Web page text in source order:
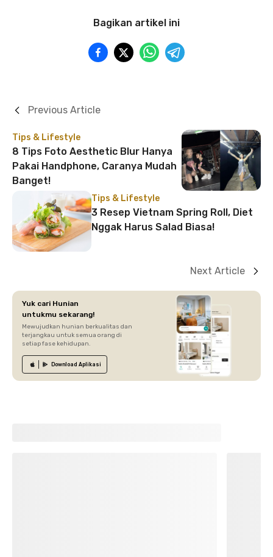
Bagikan artikel ini
Tips & Lifestyle
8 Tips Foto Aesthetic Blur Hanya
Pakai Handphone, Caranya Mudah
Banget!
Previous Article
Tips & Lifestyle
3 Resep Vietnam Spring Roll, Diet
Nggak Harus Salad Biasa!
Next Article
Yuk cari Hunian
untukmu sekarang!
Mewujudkan hunian berkualitas dan
terjangkau untuk semua orang di
setiap fase kehidupan.
Download Aplikasi